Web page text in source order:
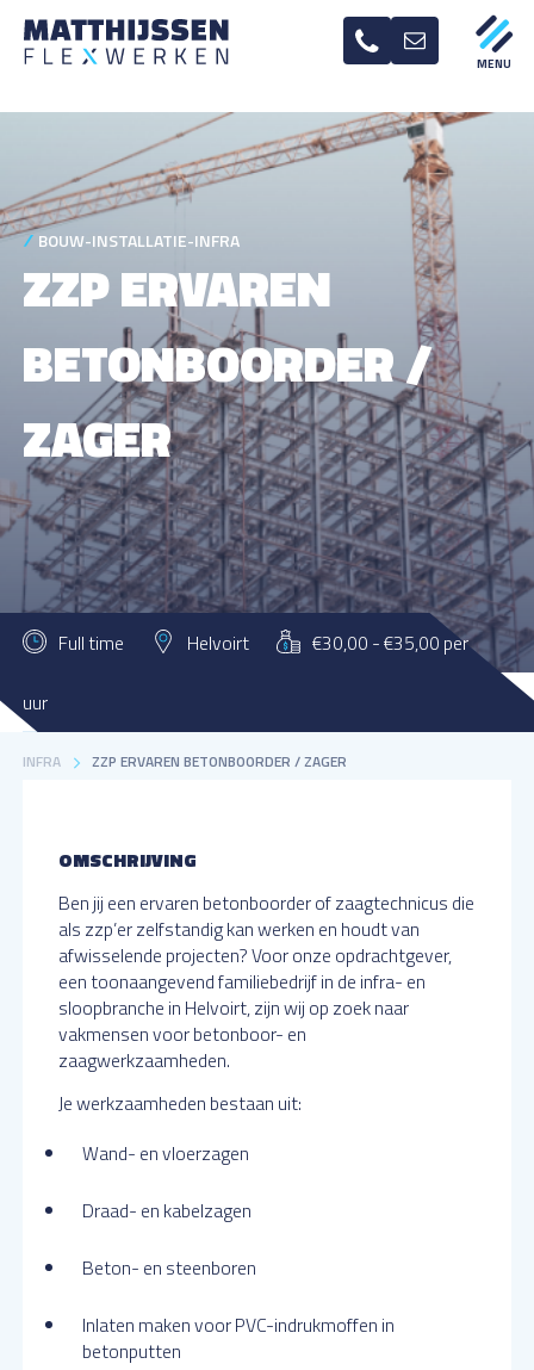
BOUW-INSTALLATIE-INFRA
ZZP ERVAREN
BETONBOORDER /
ZAGER
Full time Helvoirt €30,00 - €35,00 per
uur
MATTHIJSSEN FLEXWERKEN
INFRA ZZP ERVAREN BETONBOORDER / ZAGER
OMSCHRIJVING
Ben jij een ervaren betonboorder of zaagtechnicus die
als zzp’er zelfstandig kan werken en houdt van
afwisselende projecten? Voor onze opdrachtgever,
een toonaangevend familiebedrijf in de infra- en
sloopbranche in Helvoirt, zijn wij op zoek naar
vakmensen voor betonboor- en
zaagwerkzaamheden.
Je werkzaamheden bestaan uit:
Wand- en vloerzagen
Draad- en kabelzagen
Beton- en steenboren
Inlaten maken voor PVC-indrukmoffen in
betonputten